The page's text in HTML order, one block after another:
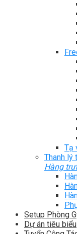
Tạ
Thanh lý
Hàng
Setup Phòng
Dự án tiêu biểu